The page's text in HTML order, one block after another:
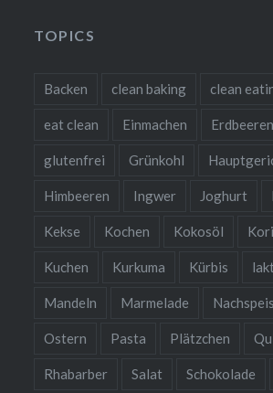
TOPICS
Backen clean baking clean
eat clean Einmachen Erdbeeren
glutenfrei Grünkohl
Himbeeren Ingwer Joghurt
Kekse Kochen Kokosöl
Kuchen Kurkuma Kürbis
Mandeln Marmelade
Ostern Pasta Plätzchen
Rhabarber Salat Schokolade